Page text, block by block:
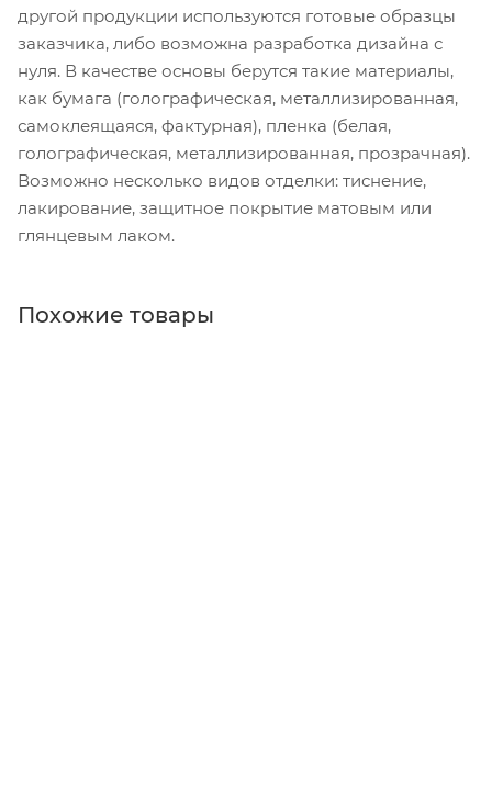
другой продукции используются готовые образцы
заказчика, либо возможна разработка дизайна с
нуля. В качестве основы берутся такие материалы,
как бумага (голографическая, металлизированная,
самоклеящаяся, фактурная), пленка (белая,
голографическая, металлизированная, прозрачная).
Возможно несколько видов отделки: тиснение,
лакирование, защитное покрытие матовым или
глянцевым лаком.
Похожие товары